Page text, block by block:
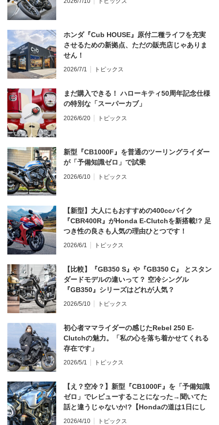
ホンダ『Cub HOUSE』原付二種ライフを充実
させるための新拠点、ただの販売店じゃありま
せん！
2026/7/1 トピックス
まだ購入できる！ ハローキティ50周年記念仕様
の特別な「スーパーカブ」
2026/6/20 トピックス
新型『CB1000F』を普通のツーリングライダー
が「予備知識ゼロ」で試乗
2026/6/10 トピックス
【新型】大人にもおすすめの400ccバイク
『CBR400R』がHonda E-Clutchを新搭載!? 足
つき性の良さも人気の理由ひとつです！
2026/6/1 トピックス
【比較】『GB350 S』や『GB350 C』 とスタン
ダードモデルの違いって？ 空冷シングル
『GB350』シリーズはどれが人気？
2026/5/10 トピックス
初心者ママライダーの感じたRebel 250 E-
Clutchの魅力。「私の心を落ち着かせてくれる
存在です」
2026/5/1 トピックス
【え？空冷？】新型『CB1000F』を「予備知識
ゼロ」でレビューすることになった→聞いてた
話と違うじゃないか!?【Hondaの道は1日にし
てならず／CB1000F ①第一印象 編】
2026/4/10 トピックス